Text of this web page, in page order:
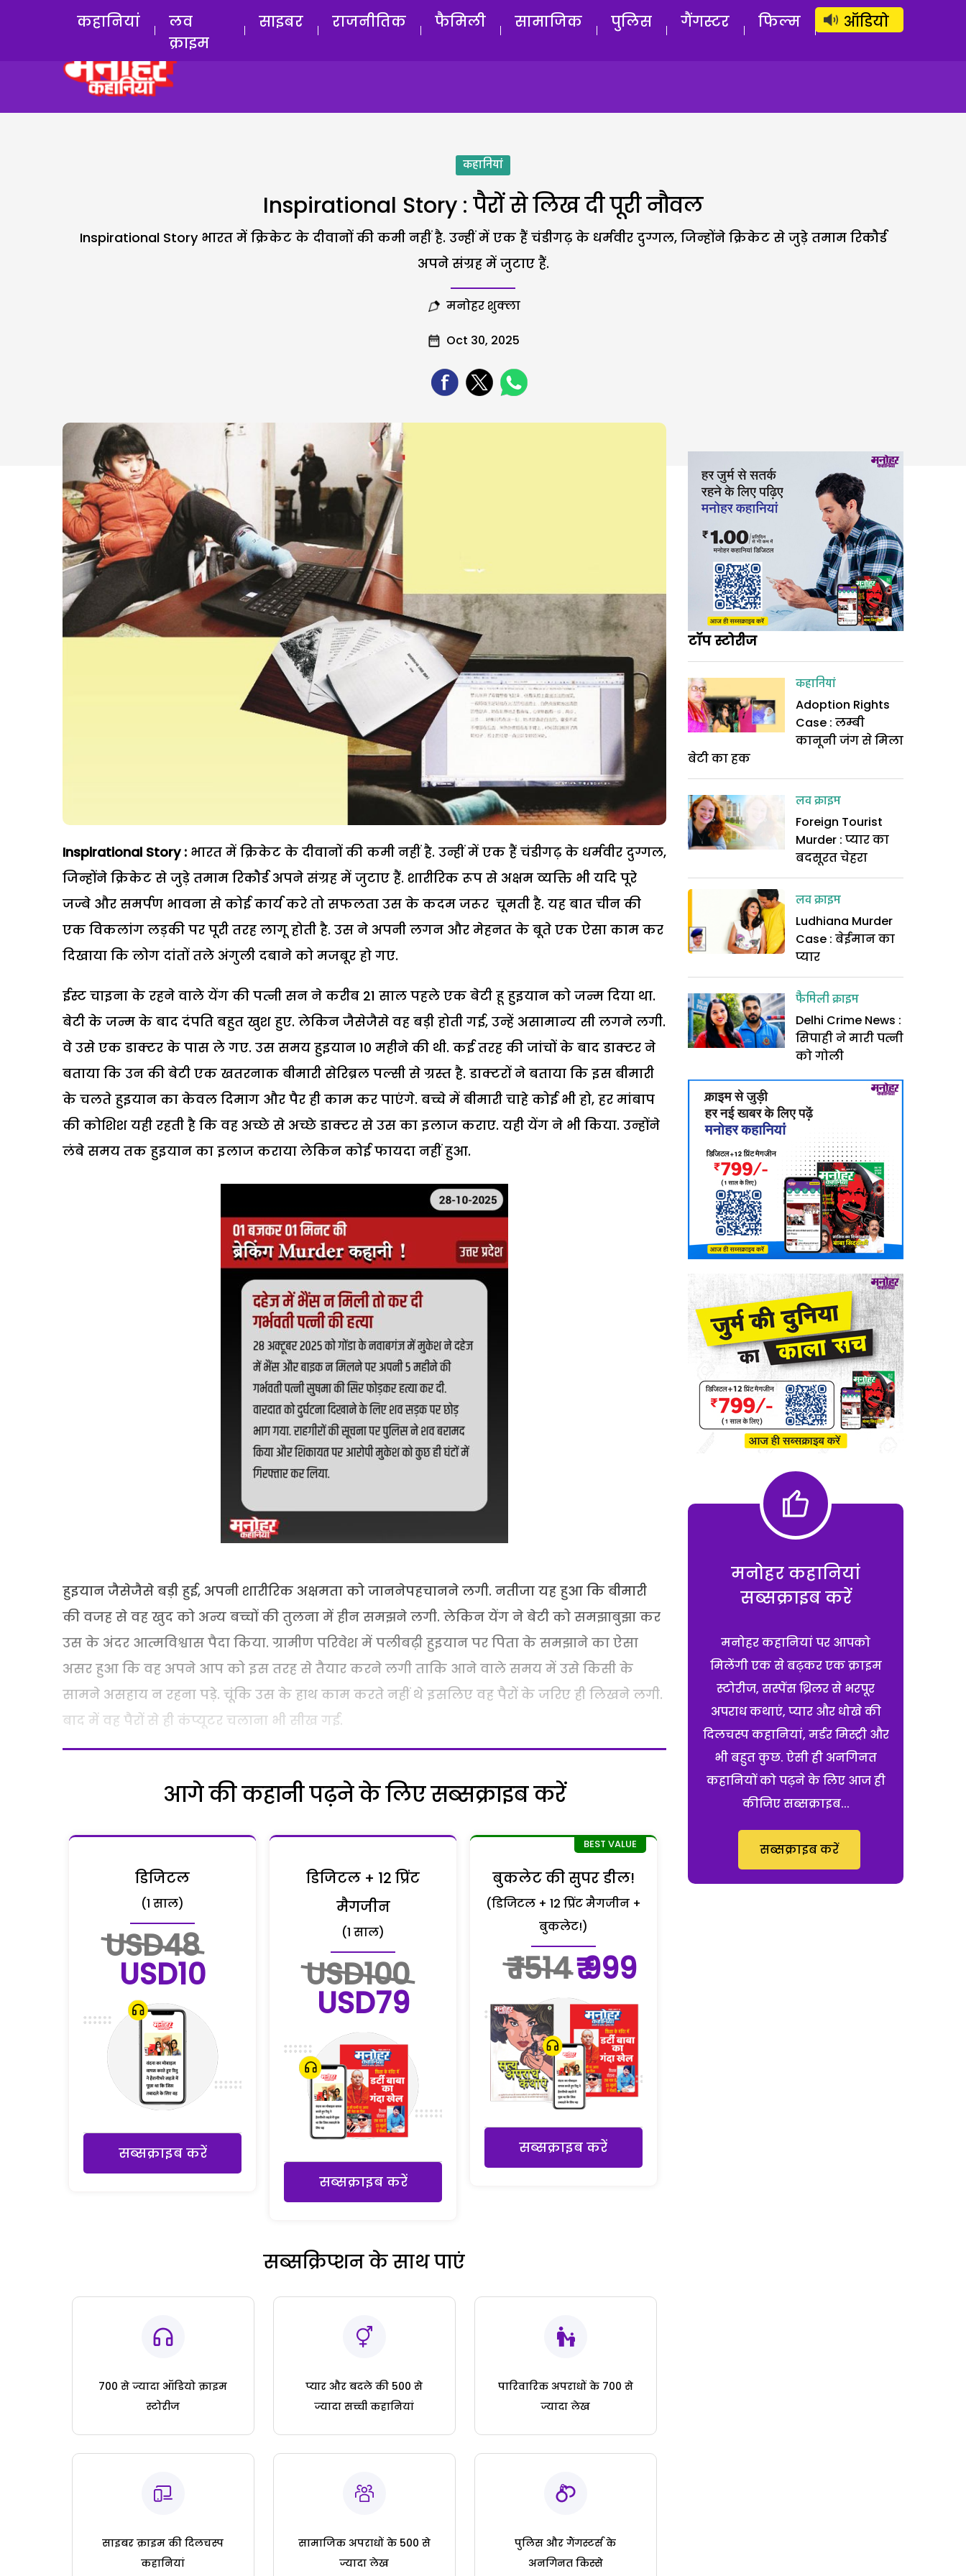
लॉग इन सब्सक्राइब करें
कहानियां
लव
क्राइम
साइबर राजनीतिक फैमिली सामाजिक पुलिस गैंगस्टर फिल्म ऑडियो
कहानियां
Inspirational Story : पैरों से लिख दी पूरी नौवल
Inspirational Story भारत में क्रिकेट के दीवानों की कमी नहीं है. उन्हीं में एक हैं चंडीगढ़ के धर्मवीर दुग्गल, जिन्होंने क्रिकेट से जुड़े तमाम रिकौर्ड
अपने संग्रह में जुटाए हैं.
मनोहर शुक्ला
Oct 30, 2025
Inspirational Story : भारत में क्रिकेट के दीवानों की कमी नहीं है. उन्हीं में एक हैं चंडीगढ़ के धर्मवीर दुग्गल,
जिन्होंने क्रिकेट से जुड़े तमाम रिकौर्ड अपने संग्रह में जुटाए हैं. शारीरिक रूप से अक्षम व्यक्ति भी यदि पूरे
जज्बे और समर्पण भावना से कोई कार्य करे तो सफलता उस के कदम जरूर चूमती है. यह बात चीन की
एक विकलांग लड़की पर पूरी तरह लागू होती है. उस ने अपनी लगन और मेहनत के बूते एक ऐसा काम कर
दिखाया कि लोग दांतों तले अंगुली दबाने को मजबूर हो गए.
ईस्ट चाइना के रहने वाले येंग की पत्नी सन ने करीब 21 साल पहले एक बेटी हू हुइयान को जन्म दिया था.
बेटी के जन्म के बाद दंपति बहुत खुश हुए. लेकिन जैसेजैसे वह बड़ी होती गई, उन्हें असामान्य सी लगने लगी.
वे उसे एक डाक्टर के पास ले गए. उस समय हुइयान 10 महीने की थी. कई तरह की जांचों के बाद डाक्टर ने
बताया कि उन की बेटी एक खतरनाक बीमारी सेरिब्रल पल्सी से ग्रस्त है. डाक्टरों ने बताया कि इस बीमारी
के चलते हुइयान का केवल दिमाग और पैर ही काम कर पाएंगे. बच्चे में बीमारी चाहे कोई भी हो, हर मांबाप
की कोशिश यही रहती है कि वह अच्छे से अच्छे डाक्टर से उस का इलाज कराए. यही येंग ने भी किया. उन्होंने
लंबे समय तक हुइयान का इलाज कराया लेकिन कोई फायदा नहीं हुआ.
हुइयान जैसेजैसे बड़ी हुई, अपनी शारीरिक अक्षमता को जाननेपहचानने लगी. नतीजा यह हुआ कि बीमारी
की वजह से वह खुद को अन्य बच्चों की तुलना में हीन समझने लगी. लेकिन येंग ने बेटी को समझाबुझा कर
उस के अंदर आत्मविश्वास पैदा किया. ग्रामीण परिवेश में पलीबढ़ी हुइयान पर पिता के समझाने का ऐसा
असर हुआ कि वह अपने आप को इस तरह से तैयार करने लगी ताकि आने वाले समय में उसे किसी के
सामने असहाय न रहना पड़े. चूंकि उस के हाथ काम करते नहीं थे इसलिए वह पैरों के जरिए ही लिखने लगी.
बाद में वह पैरों से ही कंप्यूटर चलाना भी सीख गई.
आगे की कहानी पढ़ने के लिए सब्सक्राइब करें
डिजिटल
(1 साल)
USD48
USD10
सब्सक्राइब करें
डिजिटल + 12 प्रिंट
मैगजीन
(1 साल)
USD100
USD79
सब्सक्राइब करें
बुकलेट की सुपर डील!
(डिजिटल + 12 प्रिंट मैगजीन +
बुकलेट!)
₹ 1514₹ 999
सब्सक्राइब करें
सब्सक्रिप्शन के साथ पाएं
700 से ज्यादा ऑडियो क्राइम
स्टोरीज
प्यार और बदले की 500 से
ज्यादा सच्ची कहानियां
पारिवारिक अपराधों के 700 से
ज्यादा लेख
साइबर क्राइम की दिलचस्प
कहानियां
सामाजिक अपराधों के 500 से
ज्यादा लेख
पुलिस और गैंगस्टर्स के
अनगिनत किस्से
टॉप स्टोरीज
कहानियां
Adoption Rights
Case : लम्बी
कानूनी जंग से मिला
बेटी का हक
लव क्राइम
Foreign Tourist
Murder : प्यार का
बदसूरत चेहरा
लव क्राइम
Ludhiana Murder
Case : बेईमान का
प्यार
फैमिली क्राइम
Delhi Crime News :
सिपाही ने मारी पत्नी
को गोली
मनोहर कहानियां
सब्सक्राइब करें
मनोहर कहानियां पर आपको
मिलेंगी एक से बढ़कर एक क्राइम
स्टोरीज, सस्पेंस थ्रिलर से भरपूर
अपराध कथाएं, प्यार और धोखे की
दिलचस्प कहानियां, मर्डर मिस्ट्री और
भी बहुत कुछ. ऐसी ही अनगिनत
कहानियों को पढ़ने के लिए आज ही
कीजिए सब्सक्राइब...
सब्सक्राइब करें